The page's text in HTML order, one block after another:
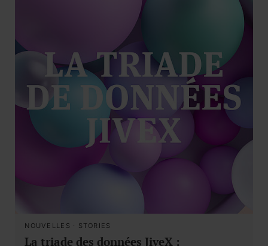
NOUVELLES · STORIES
La triade des données JiveX :